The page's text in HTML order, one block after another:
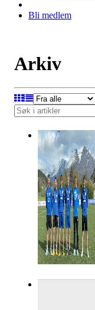
Bli medlem
Arkiv